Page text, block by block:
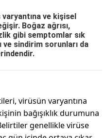
ve kişisel
Boğaz ağrısı,
gibi semptomlar sık
ve sindirim sorunları da
virüsün varyantına
bağışıklık durumuna
genellikle virüse